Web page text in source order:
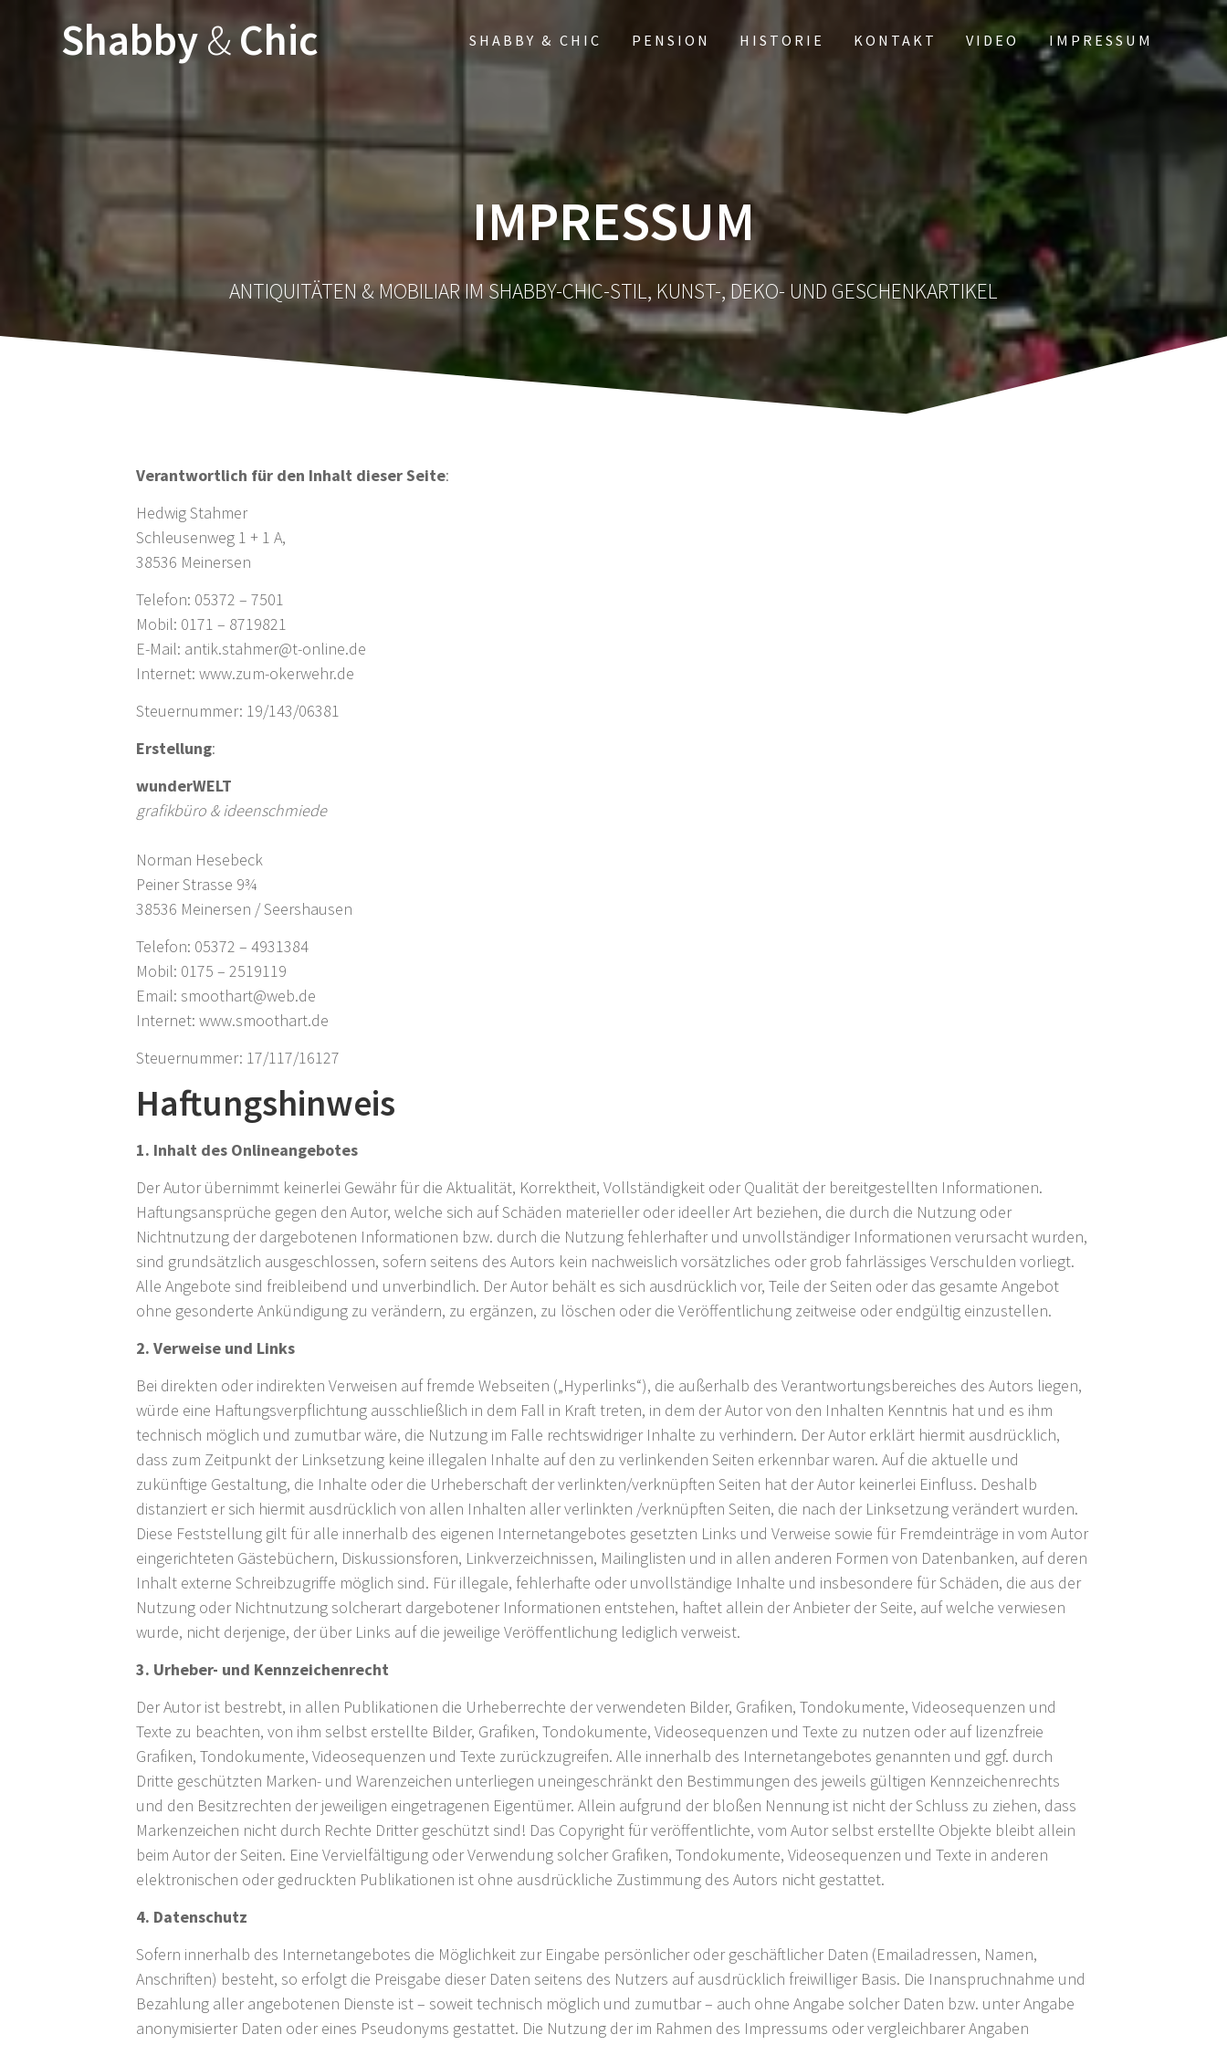
Shabby&Chic SHABBY & CHIC PENSION HISTORIE KONTAKT VIDEO IMPRESSUM
IMPRESSUM
ANTIQUITÄTEN & MOBILIAR IM SHABBY-CHIC-STIL, KUNST-, DEKO- UND GESCHENKARTIKEL
Verantwortlich für den Inhalt dieser Seite:
Hedwig Stahmer
Schleusenweg 1 + 1 A,
38536 Meinersen
Telefon: 05372 – 7501
Mobil: 0171 – 8719821
E-Mail: antik.stahmer@t-online.de
Internet: www.zum-okerwehr.de
Steuernummer: 19/143/06381
Erstellung:
wunderWELT
grafikbüro & ideenschmiede
Norman Hesebeck
Peiner Strasse 9¾
38536 Meinersen / Seershausen
Telefon: 05372 – 4931384
Mobil: 0175 – 2519119
Email: smoothart@web.de
Internet: www.smoothart.de
Steuernummer: 17/117/16127
Haftungshinweis
1. Inhalt des Onlineangebotes
Der Autor übernimmt keinerlei Gewähr für die Aktualität, Korrektheit, Vollständigkeit oder Qualität der bereitgestellten Informationen.
Haftungsansprüche gegen den Autor, welche sich auf Schäden materieller oder ideeller Art beziehen, die durch die Nutzung oder
Nichtnutzung der dargebotenen Informationen bzw. durch die Nutzung fehlerhafter und unvollständiger Informationen verursacht wurden,
sind grundsätzlich ausgeschlossen, sofern seitens des Autors kein nachweislich vorsätzliches oder grob fahrlässiges Verschulden vorliegt.
Alle Angebote sind freibleibend und unverbindlich. Der Autor behält es sich ausdrücklich vor, Teile der Seiten oder das gesamte Angebot
ohne gesonderte Ankündigung zu verändern, zu ergänzen, zu löschen oder die Veröffentlichung zeitweise oder endgültig einzustellen.
2. Verweise und Links
Bei direkten oder indirekten Verweisen auf fremde Webseiten („Hyperlinks“), die außerhalb des Verantwortungsbereiches des Autors liegen,
würde eine Haftungsverpflichtung ausschließlich in dem Fall in Kraft treten, in dem der Autor von den Inhalten Kenntnis hat und es ihm
technisch möglich und zumutbar wäre, die Nutzung im Falle rechtswidriger Inhalte zu verhindern. Der Autor erklärt hiermit ausdrücklich,
dass zum Zeitpunkt der Linksetzung keine illegalen Inhalte auf den zu verlinkenden Seiten erkennbar waren. Auf die aktuelle und
zukünftige Gestaltung, die Inhalte oder die Urheberschaft der verlinkten/verknüpften Seiten hat der Autor keinerlei Einfluss. Deshalb
distanziert er sich hiermit ausdrücklich von allen Inhalten aller verlinkten /verknüpften Seiten, die nach der Linksetzung verändert wurden.
Diese Feststellung gilt für alle innerhalb des eigenen Internetangebotes gesetzten Links und Verweise sowie für Fremdeinträge in vom Autor
eingerichteten Gästebüchern, Diskussionsforen, Linkverzeichnissen, Mailinglisten und in allen anderen Formen von Datenbanken, auf deren
Inhalt externe Schreibzugriffe möglich sind. Für illegale, fehlerhafte oder unvollständige Inhalte und insbesondere für Schäden, die aus der
Nutzung oder Nichtnutzung solcherart dargebotener Informationen entstehen, haftet allein der Anbieter der Seite, auf welche verwiesen
wurde, nicht derjenige, der über Links auf die jeweilige Veröffentlichung lediglich verweist.
3. Urheber- und Kennzeichenrecht
Der Autor ist bestrebt, in allen Publikationen die Urheberrechte der verwendeten Bilder, Grafiken, Tondokumente, Videosequenzen und
Texte zu beachten, von ihm selbst erstellte Bilder, Grafiken, Tondokumente, Videosequenzen und Texte zu nutzen oder auf lizenzfreie
Grafiken, Tondokumente, Videosequenzen und Texte zurückzugreifen. Alle innerhalb des Internetangebotes genannten und ggf. durch
Dritte geschützten Marken- und Warenzeichen unterliegen uneingeschränkt den Bestimmungen des jeweils gültigen Kennzeichenrechts
und den Besitzrechten der jeweiligen eingetragenen Eigentümer. Allein aufgrund der bloßen Nennung ist nicht der Schluss zu ziehen, dass
Markenzeichen nicht durch Rechte Dritter geschützt sind! Das Copyright für veröffentlichte, vom Autor selbst erstellte Objekte bleibt allein
beim Autor der Seiten. Eine Vervielfältigung oder Verwendung solcher Grafiken, Tondokumente, Videosequenzen und Texte in anderen
elektronischen oder gedruckten Publikationen ist ohne ausdrückliche Zustimmung des Autors nicht gestattet.
4. Datenschutz
Sofern innerhalb des Internetangebotes die Möglichkeit zur Eingabe persönlicher oder geschäftlicher Daten (Emailadressen, Namen,
Anschriften) besteht, so erfolgt die Preisgabe dieser Daten seitens des Nutzers auf ausdrücklich freiwilliger Basis. Die Inanspruchnahme und
Bezahlung aller angebotenen Dienste ist – soweit technisch möglich und zumutbar – auch ohne Angabe solcher Daten bzw. unter Angabe
anonymisierter Daten oder eines Pseudonyms gestattet. Die Nutzung der im Rahmen des Impressums oder vergleichbarer Angaben